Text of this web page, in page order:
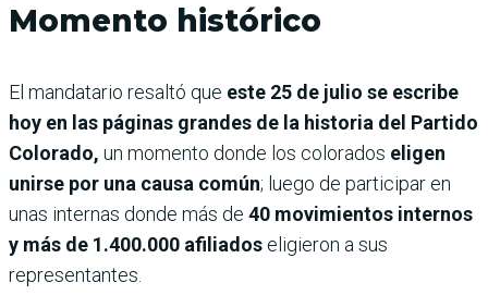
Momento histórico
El mandatario resaltó que este 25 de julio se escribe
hoy en las páginas grandes de la historia del Partido
Colorado, un momento donde los colorados eligen
unirse por una causa común; luego de participar en
unas internas donde más de 40 movimientos internos
y más de 1.400.000 afiliados eligieron a sus
representantes.